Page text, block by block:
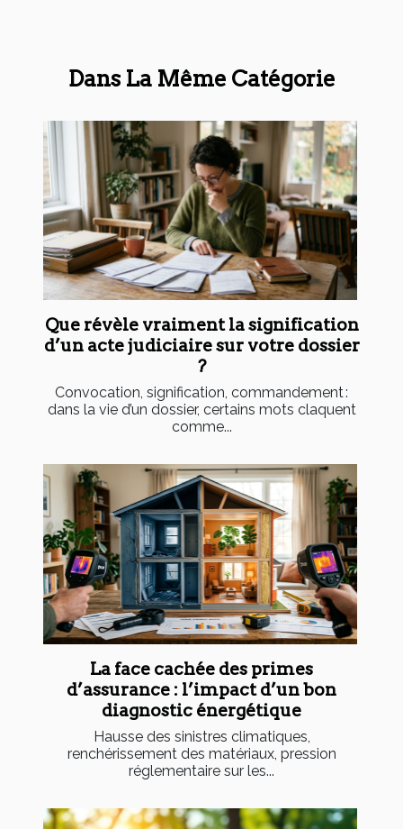
Dans La Même Catégorie
Que révèle vraiment la signification
d’un acte judiciaire sur votre dossier
?
Convocation, signification, commandement :
dans la vie d’un dossier, certains mots claquent
comme...
La face cachée des primes
d’assurance : l’impact d’un bon
diagnostic énergétique
Hausse des sinistres climatiques,
renchérissement des matériaux, pression
réglementaire sur les...